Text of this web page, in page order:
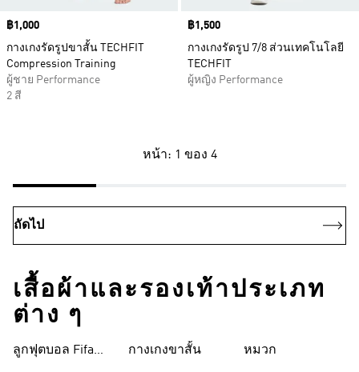
Price
฿1,000
กางเกงรัดรูปขาสั้น TECHFIT
Compression Training
ผู้ชาย Performance
2 สี
Price
฿1,500
กางเกงรัดรูป 7/8 ส่วนเทคโนโลยี
TECHFIT
ผู้หญิง Performance
หน้า: 1 ของ 4
ถัดไป
เสื้อผ้าและรองเท้าประเภท
ต่าง ๆ
ลูกฟุตบอล Fifa
กางเกงขาสั้น หมวก